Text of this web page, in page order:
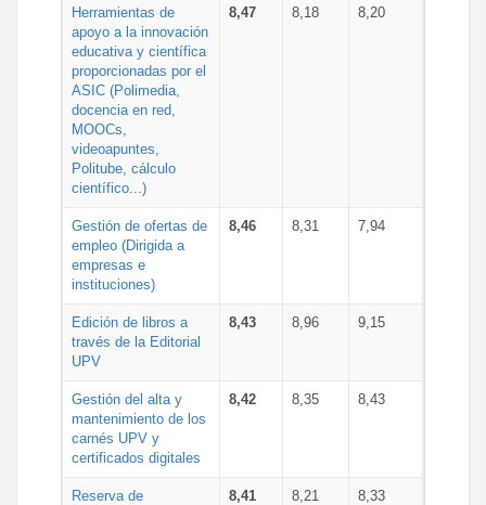
Herramientas de
apoyo a la innovación
educativa y científica
proporcionadas por el
ASIC (Polimedia,
docencia en red,
MOOCs,
videoapuntes,
Politube, cálculo
científico...)
8,47 8,18 8,20
Gestión de ofertas de
empleo (Dirigida a
empresas e
instituciones)
8,46 8,31 7,94
Edición de libros a
través de la Editorial
UPV
8,43 8,96 9,15
Gestión del alta y
mantenimiento de los
carnés UPV y
certificados digitales
8,42 8,35 8,43
Reserva de
8,41 8,21 8,33